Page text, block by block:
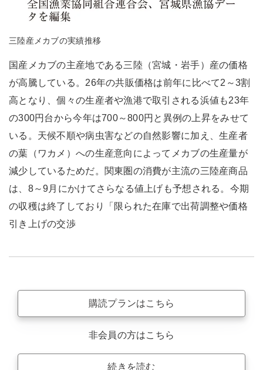
三陸産メカブの実績推移
国産メカブの主産地である三陸（宮城・岩手）産の価格
が高騰している。26年の共販価格は前年に比べて2～3割
高となり、個々の生産者や漁港で取引される浜値も23年
の300円台から今年は700～800円と異例の上昇をみせて
いる。天候不順や病虫害などの自然影響に加え、生産者
の葉（ワカメ）への生産意向によってメカブの生産量が
減少しているためだ。関東圏の消費が主流の三陸産商品
は、8～9月にかけてさらなる値上げも予想される。今期
の収穫は終了しており「限られた在庫で出荷調整や価格
引き上げの交渉
購読プランはこちら
非会員の方はこちら
続きを読む